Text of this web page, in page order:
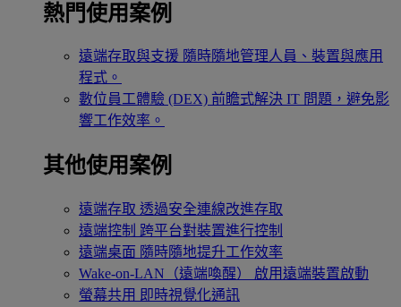
熱門使用案例
遠端存取與支援 隨時隨地管理人員、裝置與應用
程式。
數位員工體驗 (DEX) 前瞻式解決 IT 問題，避免影
響工作效率。
其他使用案例
遠端存取 透過安全連線改進存取
遠端控制 跨平台對裝置進行控制
遠端桌面 隨時隨地提升工作效率
Wake-on-LAN（遠端喚醒）
啟用遠端裝置啟動
螢幕共用 即時視覺化通訊